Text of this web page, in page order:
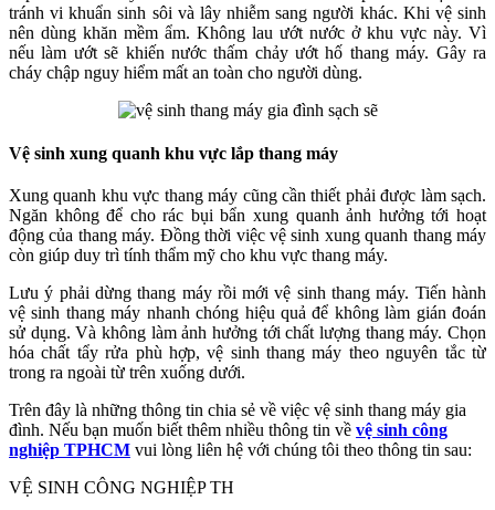
tránh vi khuẩn sinh sôi và lây nhiễm sang người khác. Khi vệ sinh
nên dùng khăn mềm ẩm. Không lau ướt nước ở khu vực này. Vì
nếu làm ướt sẽ khiến nước thấm chảy ướt hố thang máy. Gây ra
cháy chập nguy hiểm mất an toàn cho người dùng.
Vệ sinh xung quanh khu vực lắp thang máy
Xung quanh khu vực thang máy cũng cần thiết phải được làm sạch.
Ngăn không để cho rác bụi bẩn xung quanh ảnh hưởng tới hoạt
động của thang máy. Đồng thời việc vệ sinh xung quanh thang máy
còn giúp duy trì tính thẩm mỹ cho khu vực thang máy.
Lưu ý phải dừng thang máy rồi mới vệ sinh thang máy. Tiến hành
vệ sinh thang máy nhanh chóng hiệu quả để không làm gián đoán
sử dụng. Và không làm ảnh hưởng tới chất lượng thang máy. Chọn
hóa chất tẩy rửa phù hợp, vệ sinh thang máy theo nguyên tắc từ
trong ra ngoài từ trên xuống dưới.
Trên đây là những thông tin chia sẻ về việc vệ sinh thang máy gia
đình. Nếu bạn muốn biết thêm nhiều thông tin về vệ sinh công
nghiệp TPHCM vui lòng liên hệ với chúng tôi theo thông tin sau:
VỆ SINH CÔNG NGHIỆP TH